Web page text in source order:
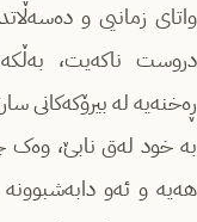
واتای زمانیی و
دروست ناکەیت،
ڕەخنەیە لە بیرۆکەکانی
بە خود لەق نابێ، وەک
هەیە و ئەو